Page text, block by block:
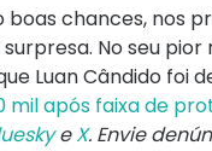
chances, nos
No seu
Luan Cândido
mil após faixa de
eX. Envie